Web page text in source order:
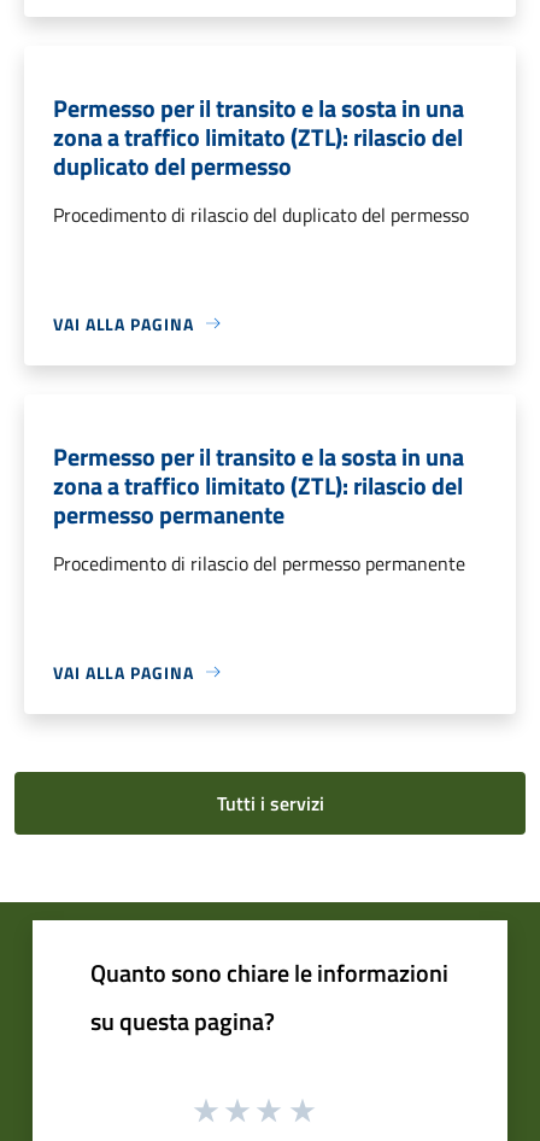
Permesso per il transito e la sosta in una
zona a traffico limitato (ZTL): rilascio del
duplicato del permesso
Procedimento di rilascio del duplicato del permesso
VAI ALLA PAGINA
Permesso per il transito e la sosta in una
zona a traffico limitato (ZTL): rilascio del
permesso permanente
Procedimento di rilascio del permesso permanente
VAI ALLA PAGINA
Tutti i servizi
Quanto sono chiare le informazioni
su questa pagina?